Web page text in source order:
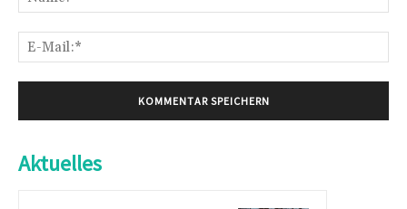
Aktuelles